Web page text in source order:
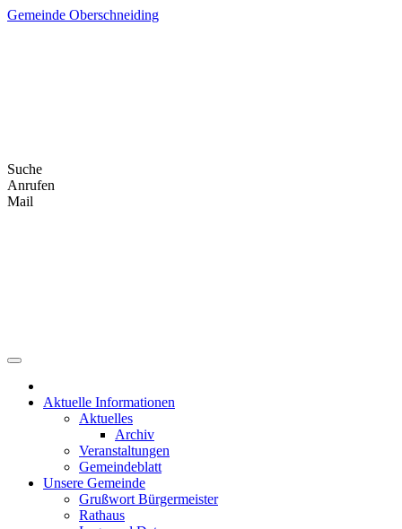
Skip
Gemeinde Oberschneiding
Suche
Anrufen
Mail
Aktuelle Informationen
Aktuelles
Archiv
Veranstaltungen
Gemeindeblatt
Unsere Gemeinde
Grußwort Bürgermeister
Rathaus